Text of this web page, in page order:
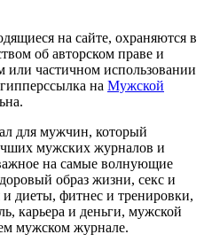
на сайте, охраняются в
об авторском праве и
частичном использовании
на Мужской
для мужчин, который
мужских журналов и
на самые волнующие
образ жизни, секс и
диеты, фитнес и тренировки,
карьера и деньги, мужской
мужском журнале.